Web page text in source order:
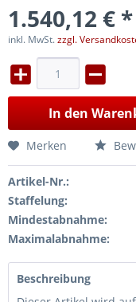
1.540,12 € *
inkl. MwSt.zzgl.
In den
Merken
Artikel-Nr.:
Staffelung:
Mindestabnahme:
Maximalabnahme:
Beschreibung